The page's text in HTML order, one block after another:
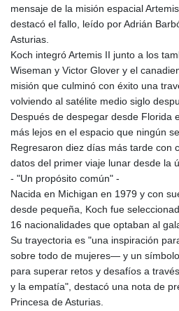
mensaje de la misión espacial
destacó el fallo, leído por Adrián
Asturias.
Koch integró Artemis II junto a los
Wiseman y Victor Glover y el
misión que culminó con éxito una
volviendo al satélite medio siglo
Después de despegar desde Florida
más lejos en el espacio que ningún
Regresaron diez días más tarde con
datos del primer viaje lunar desde la
- "Un propósito común" -
Nacida en Michigan en 1979 y con
desde pequeña, Koch fue
16 nacionalidades que optaban al
Su trayectoria es "una inspiración
sobre todo de mujeres— y un
para superar retos y desafíos a
y la empatía", destacó una nota de
Princesa de Asturias.